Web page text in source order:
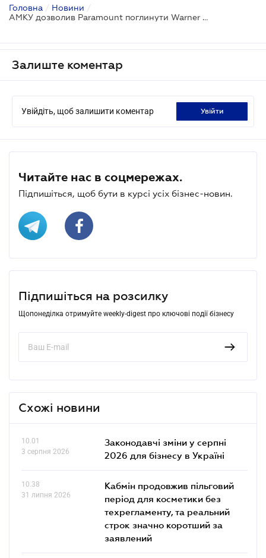
Головна / Новини /
АМКУ дозволив Paramount поглинути Warner Bros. Discovery: що зміниться для українського медіаринку
Залиште коментар
Увійдіть, щоб залишити коментар увійти
Читайте нас в соцмережах.
Підпишіться, щоб бути в курсі усіх бізнес-новин.
Підпишіться на розсилку
Щопонеділка отримуйте weekly-digest про ключові події бізнесу
Схожі новини
10.01
3 серпня 2026
Законодавчі зміни у серпні
2026 для бізнесу в Україні
10.38
31 липня 2026
Кабмін продовжив пільговий
період для косметики без
техрегламенту, та реальний
строк значно коротший за
заявлений